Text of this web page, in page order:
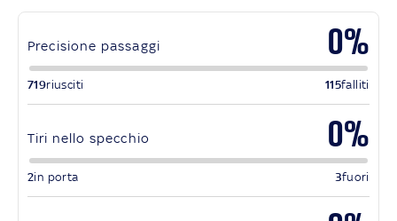
Precisione passaggi 0%
719riusciti 115falliti
Tiri nello specchio 0%
2in porta 3fuori